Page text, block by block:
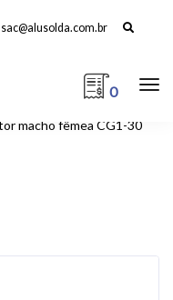
Search
sac@alusolda.com.br
0
macho fêmea CG1-30